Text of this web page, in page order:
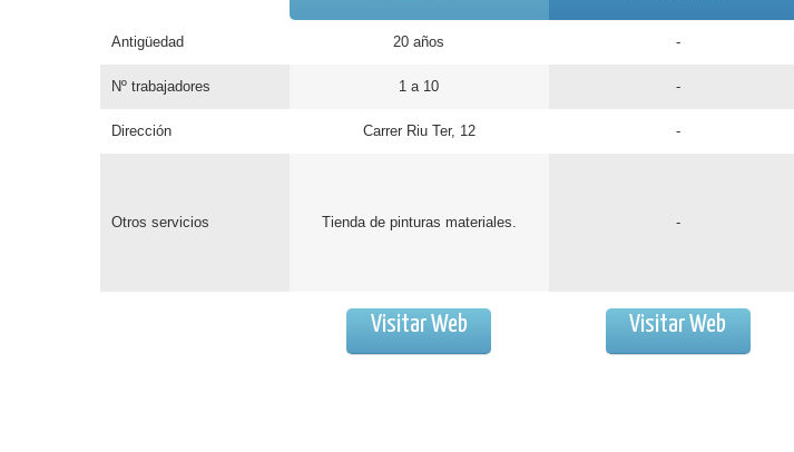
Antigüedad
Nº trabajadores
Dirección
Otros servicios
20 años
1 a 10
Carrer Riu Ter, 12
Tienda de pinturas materiales.
Visitar Web
-
-
-
-
Visitar Web